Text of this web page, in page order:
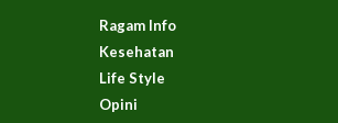
Ragam Info
Kesehatan
Life Style
Opini